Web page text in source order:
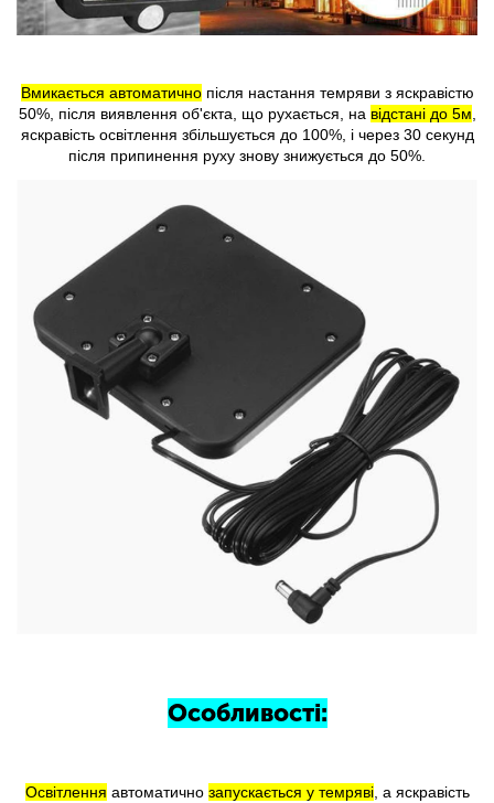
Вмикається автоматичнопісля настання темряви з яскравістю
50%, після виявлення об'єкта, що рухається, на відстані до 5м
яскравість освітлення збільшується до 100%, і через 30 секунд
після припинення руху знову знижується до 50%.
Особливості:
Освітлення автоматично запускається у темряві, а яскравість